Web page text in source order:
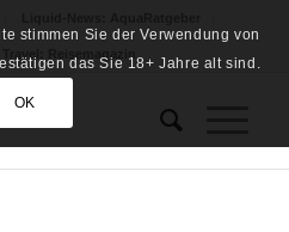
stimmen Sie der Verwendung von
das Sie 18+ Jahre alt sind.
OK